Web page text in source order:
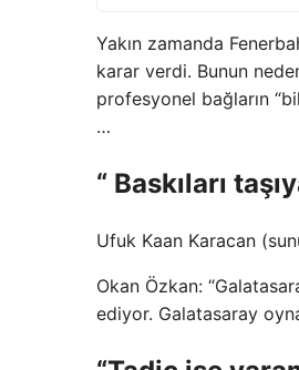
Yakın zamanda
karar verdi. Bunun
profesyonel bağların
…
“ Baskıları
Ufuk Kaan Karacan
Okan Özkan:
ediyor. Galatasaray